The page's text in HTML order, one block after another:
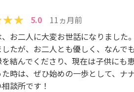
5.0
11ヵ月前
、お二人に大変お世話になりまし
たが、お二人とも優しく、なんで
を結んでくださり、現在は子供に
時は、ぜひ始めの一歩として、ナ
談所です！